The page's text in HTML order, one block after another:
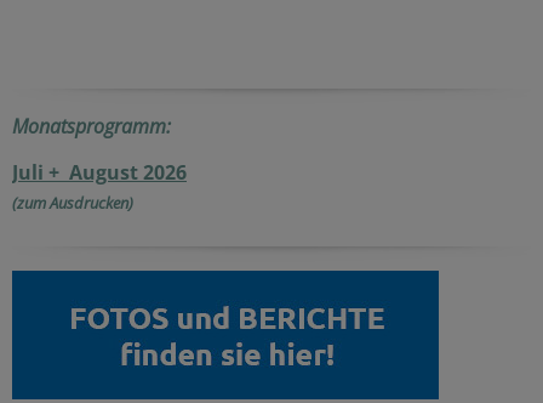
Monatsprogramm:
Juli + August 2026
(zum Ausdrucken)